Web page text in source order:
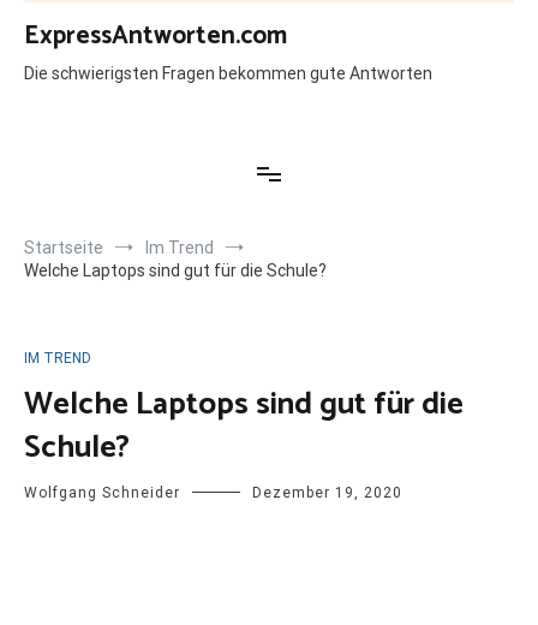
Zum
Inhalt
springen
ExpressAntworten.com
Die schwierigsten Fragen bekommen gute Antworten
Startseite
Im Trend
Welche Laptops sind gut für die Schule?
IM TREND
Welche Laptops sind gut für die
Schule?
Wolfgang Schneider Dezember 19, 2020